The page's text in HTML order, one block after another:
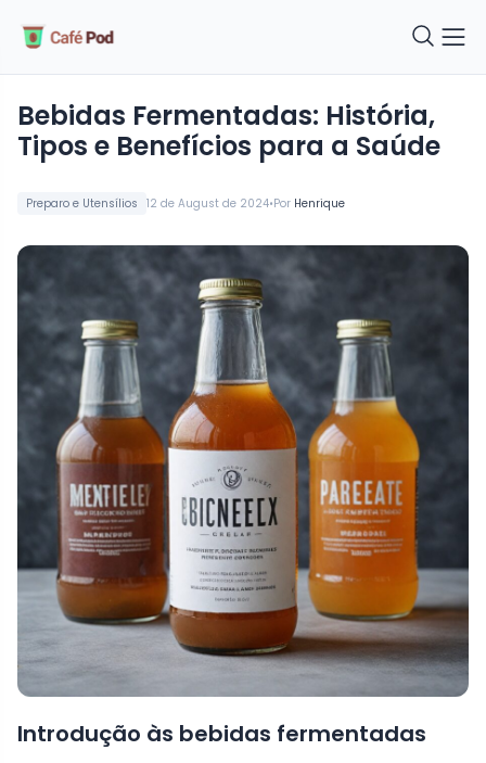
Preparo e Utensílios 12 de August de 2024•Por Henrique
Bebidas Fermentadas: História,
Tipos e Benefícios para a Saúde
Introdução às bebidas fermentadas